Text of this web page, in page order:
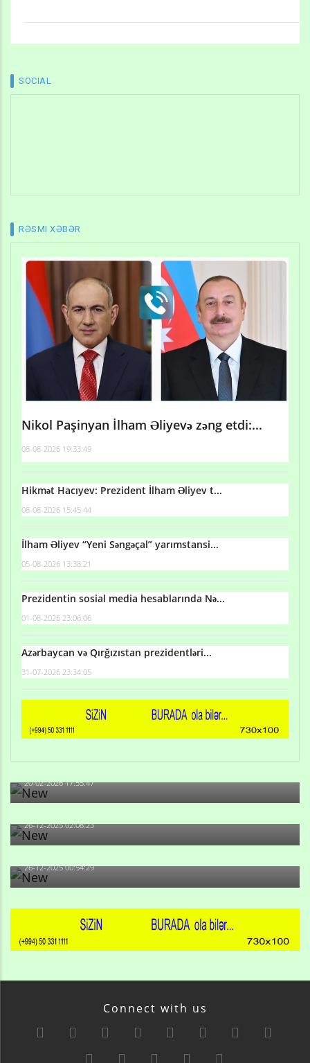
SOCIAL
RƏSMI XƏBƏR
Nikol Paşinyan İlham Əliyevə zəng etdi:...
08-08-2026 19:33:49
Hikmət Hacıyev: Prezident İlham Əliyev t...
08-08-2026 15:45:44
İlham Əliyev “Yeni Səngəçal” yarımstansi...
05-08-2026 13:38:21
Prezidentin sosial media hesablarında Nə...
01-08-2026 23:06:06
Azərbaycan və Qırğızıstan prezidentləri...
31-07-2026 23:34:05
Qulu Məhərrəmli: Sosial şəbəkələrdə söyüş niyə artıb?
20-02-2026 17:55:47
Məni bura NAZİR GÖNDƏRİB - 1937-ci ildən fəaliyyətdə
26-12-2025 02:08:23
-Ay qız, sən məhkəməni udmayacaqsan... Sən bilirsən
də, məni...
26-12-2025 00:54:29
Connect with us